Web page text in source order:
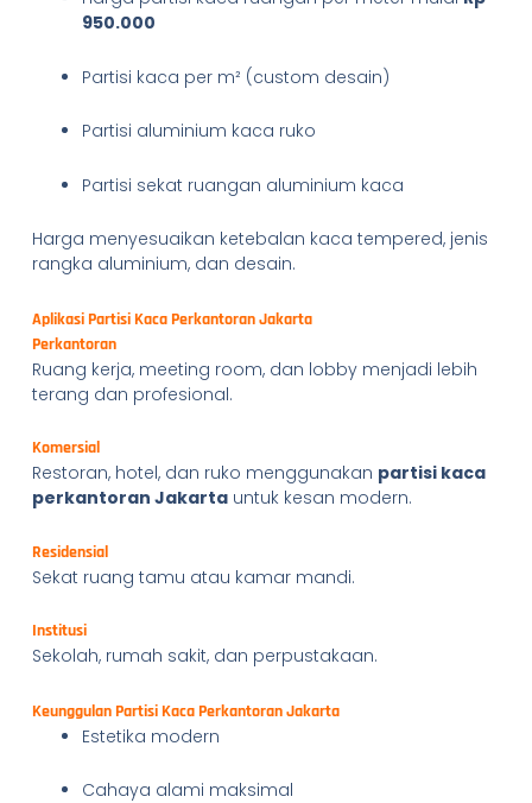
950.000
Partisi kaca per m² (custom desain)
Partisi aluminium kaca ruko
Partisi sekat ruangan aluminium kaca
Harga menyesuaikan ketebalan kaca tempered, jenis
rangka aluminium, dan desain.
Aplikasi Partisi Kaca Perkantoran Jakarta
Perkantoran
Ruang kerja, meeting room, dan lobby menjadi lebih
terang dan profesional.
Komersial
Restoran, hotel, dan ruko menggunakan partisi kaca
perkantoran Jakartauntuk kesan modern.
Residensial
Sekat ruang tamu atau kamar mandi.
Institusi
Sekolah, rumah sakit, dan perpustakaan.
Keunggulan Partisi Kaca Perkantoran Jakarta
Estetika modern
Cahaya alami maksimal